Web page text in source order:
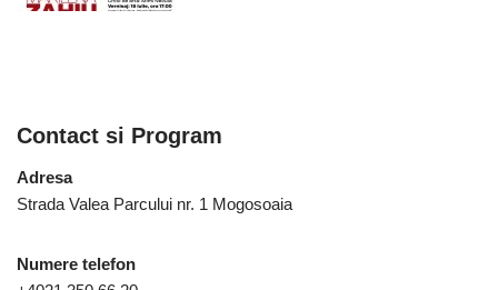
Contact si Program
Adresa
Strada Valea Parcului nr. 1 Mogosoaia
Numere telefon